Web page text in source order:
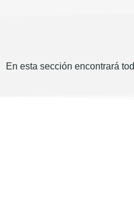
En esta sección encontrará